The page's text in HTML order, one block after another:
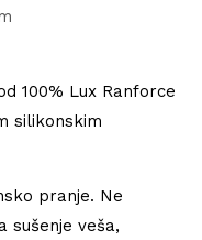
100% Lux Ranforce
silikonskim
pranje. Ne
sušenje veša,